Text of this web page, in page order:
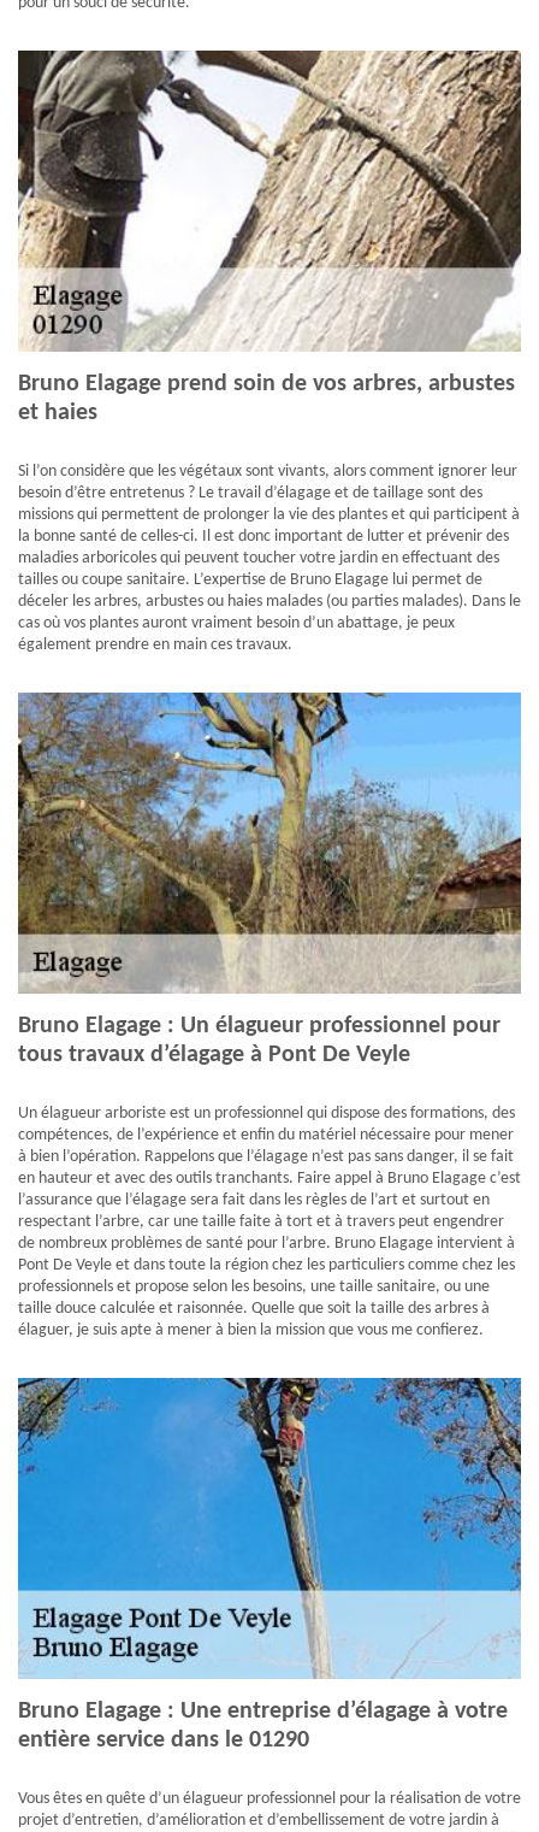
Bruno Elagage prend soin de vos arbres, arbustes
et haies
Si l’on considère que les végétaux sont vivants, alors comment ignorer leur
besoin d’être entretenus ? Le travail d’élagage et de taillage sont des
missions qui permettent de prolonger la vie des plantes et qui participent à
la bonne santé de celles-ci. Il est donc important de lutter et prévenir des
maladies arboricoles qui peuvent toucher votre jardin en effectuant des
tailles ou coupe sanitaire. L’expertise de Bruno Elagage lui permet de
déceler les arbres, arbustes ou haies malades (ou parties malades). Dans le
cas où vos plantes auront vraiment besoin d’un abattage, je peux
également prendre en main ces travaux.
Bruno Elagage : Un élagueur professionnel pour
tous travaux d’élagage à Pont De Veyle
Un élagueur arboriste est un professionnel qui dispose des formations, des
compétences, de l’expérience et enfin du matériel nécessaire pour mener
à bien l’opération. Rappelons que l’élagage n’est pas sans danger, il se fait
en hauteur et avec des outils tranchants. Faire appel à Bruno Elagage c’est
l’assurance que l’élagage sera fait dans les règles de l’art et surtout en
respectant l’arbre, car une taille faite à tort et à travers peut engendrer
de nombreux problèmes de santé pour l’arbre. Bruno Elagage intervient à
Pont De Veyle et dans toute la région chez les particuliers comme chez les
professionnels et propose selon les besoins, une taille sanitaire, ou une
taille douce calculée et raisonnée. Quelle que soit la taille des arbres à
élaguer, je suis apte à mener à bien la mission que vous me confierez.
Bruno Elagage : Une entreprise d’élagage à votre
entière service dans le 01290
Vous êtes en quête d’un élagueur professionnel pour la réalisation de votre
projet d’entretien, d’amélioration et d’embellissement de votre jardin à